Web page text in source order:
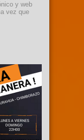
y web
vez que